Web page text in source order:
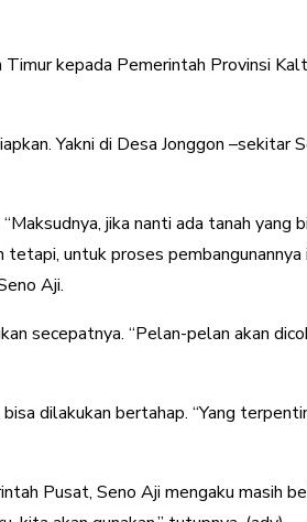
kepada Pemerintah Provinsi
Yakni di Desa Jonggon –sekitar
jika nanti ada tanah yang
tetapi, untuk proses
Aji.
secepatnya. “Pelan-pelan akan
dilakukan bertahap. “Yang
Pusat, Seno Aji mengaku masih